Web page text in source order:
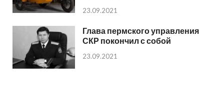
23.09.2021
Глава пермского управления
СКР покончил с собой
23.09.2021